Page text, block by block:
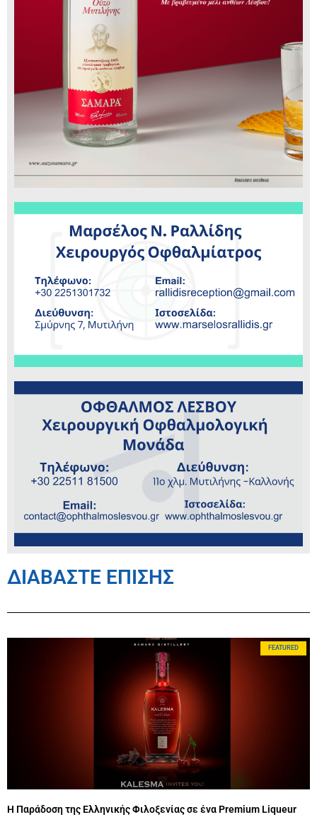
ΔΙΑΒΑΣΤΕ ΕΠΙΣΗΣ
FEATURED
Η Παράδοση της Ελληνικής Φιλοξενίας σε ένα Premium Liqueur